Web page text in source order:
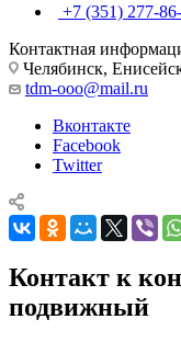
+7 (351) 277-
Контактная
Челябинск,
tdm-ooo@mail.ru
Вконтакте
Facebook
Twitter
Контакт к
подвижный